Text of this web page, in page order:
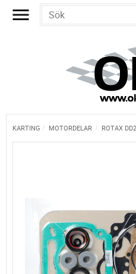
KARTING MOTORDELAR ROTAX DD2